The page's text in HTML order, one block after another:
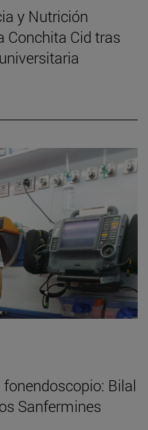
y Nutrición
Conchita Cid tras
fonendoscopio: Bilal
Sanfermines